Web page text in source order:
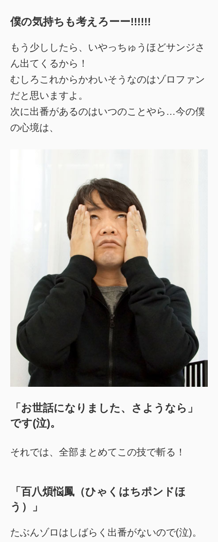
僕の気持ちも考えろーー!!!!!!
もう少ししたら、いやっちゅうほどサンジさ
ん出てくるから！
むしろこれからかわいそうなのはゾロファン
だと思いますよ。
次に出番があるのはいつのことやら…今の僕
の心境は、
「お世話になりました、さようなら」
です(泣)。
それでは、全部まとめてこの技で斬る！
「百八煩悩鳳（ひゃくはちポンドほ
う）」
たぶんゾロはしばらく出番がないので(泣)。